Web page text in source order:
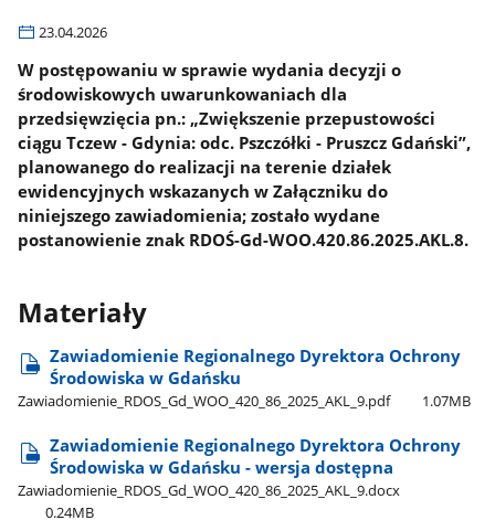
23.04.2026
W postępowaniu w sprawie wydania decyzji o
środowiskowych uwarunkowaniach dla
przedsięwzięcia pn.: „Zwiększenie przepustowości
ciągu Tczew - Gdynia: odc. Pszczółki - Pruszcz Gdański”,
planowanego do realizacji na terenie działek
ewidencyjnych wskazanych w Załączniku do
niniejszego zawiadomienia; zostało wydane
postanowienie znak RDOŚ-Gd-WOO.420.86.2025.AKL.8.
Materiały
Zawiadomienie Regionalnego Dyrektora Ochrony
Środowiska w Gdańsku
Zawiadomienie​_RDOS​_Gd​_WOO​_420​_86​_2025​_AKL​_9.pdf 1.07MB
Zawiadomienie Regionalnego Dyrektora Ochrony
Środowiska w Gdańsku - wersja dostępna
Zawiadomienie​_RDOS​_Gd​_WOO​_420​_86​_2025​_AKL​_9.docx
0.24MB